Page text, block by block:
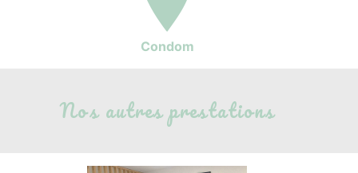
Condom
Nos autres prestations